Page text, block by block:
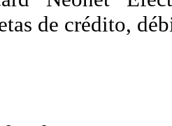
de crédito,